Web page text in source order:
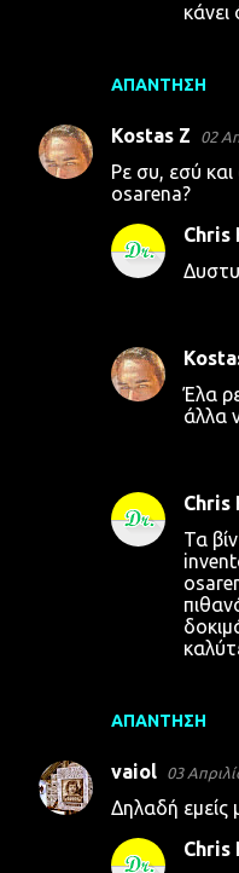
ΑΠΆΝΤΗΣΗ
Kostas Z 02
Ρε συ, εσύ
osarena?
ΑΠΆΝΤΗΣΗ
Chris
Έλα
άλλα
Chris
Τα
vaiol 03
Δηλαδή
Chris